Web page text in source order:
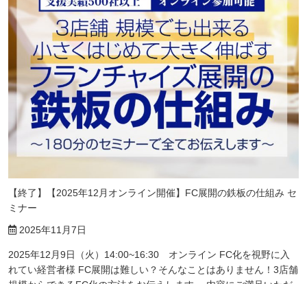
【終了】【2025年12月オンライン開催】FC展開の鉄板の仕組み セ
ミナー
2025年11月7日
2025年12月9日（火）14:00~16:30 オンライン FC化を視野に入
れてい経営者様 FC展開は難しい？そんなことはありません！3店舗